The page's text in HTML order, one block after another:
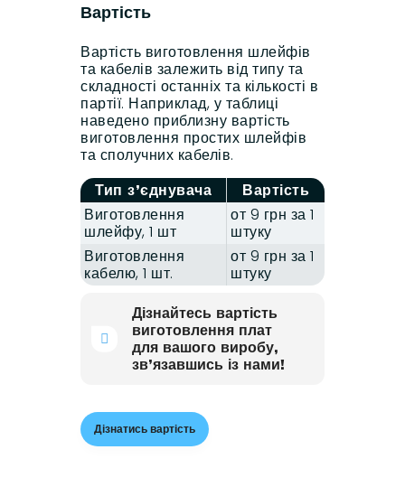
Вартість
Вартість виготовлення шлейфів
та кабелів залежить від типу та
складності останніх та кількості в
партії. Наприклад, у таблиці
наведено приблизну вартість
виготовлення простих шлейфів
та сполучних кабелів.
Тип з’єднувача Вартість
Виготовлення
шлейфу, 1 шт
от 9 грн за 1
штуку
Виготовлення
кабелю, 1 шт.
от 9 грн за 1
штуку
Дізнайтесь вартість
виготовлення плат
для вашого виробу,
зв’язавшись із нами!
Дізнатись вартість